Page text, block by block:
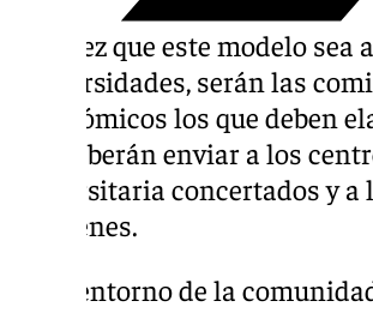
Una vez que este modelo
Universidades, serán las
autonómicos los que deben
que deberán enviar a los
universitaria concertados y
exámenes.
En el entorno de la